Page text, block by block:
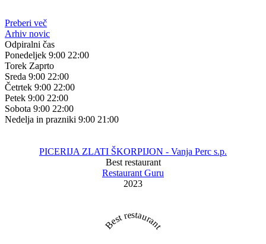
Preberi več
Arhiv novic
Odpiralni čas
Ponedeljek 9:00 22:00
Torek Zaprto
Sreda 9:00 22:00
Četrtek 9:00 22:00
Petek 9:00 22:00
Sobota 9:00 22:00
Nedelja in prazniki 9:00 21:00
PICERIJA ZLATI ŠKORPIJON - Vanja Perc s.p.
Best restaurant
Restaurant Guru
2023
Best restaurant